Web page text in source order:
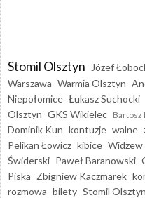
Stomil Olsztyn Józef
Warszawa Warmia Olsztyn
Niepołomice Łukasz Suchocki
Olsztyn GKS Wikielec Bartosz
Dominik Kun kontuzje walne
Pelikan Łowicz kibice Widzew
Świderski Paweł Baranowski
Piska Zbigniew Kaczmarek
rozmowa bilety Stomil